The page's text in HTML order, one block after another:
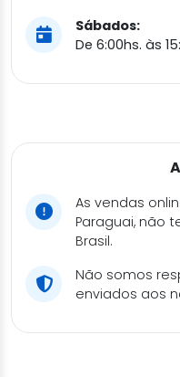
Sábados:
De 6:00hs. às
As vendas
Paraguai, não
Brasil.
Não somos
enviados aos